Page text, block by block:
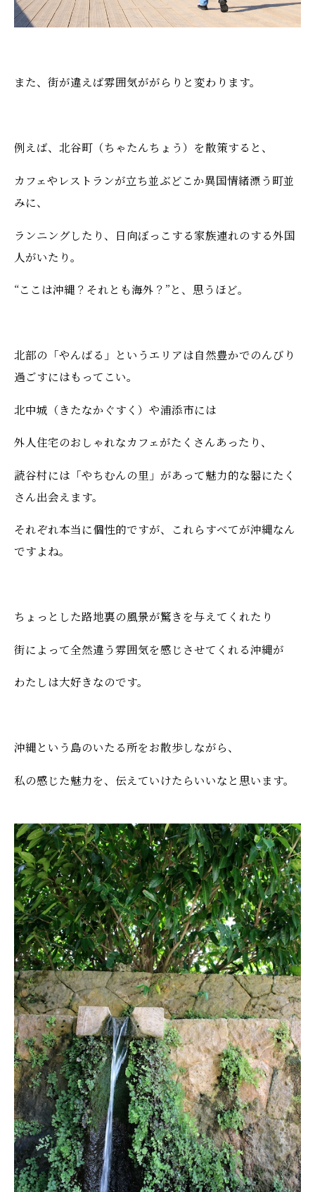
また、街が違えば雰囲気ががらりと変わります。
例えば、北谷町（ちゃたんちょう）を散策すると、
カフェやレストランが立ち並ぶどこか異国情緒漂う町並
みに、
ランニングしたり、日向ぼっこする家族連れのする外国
人がいたり。
“ここは沖縄？それとも海外？”と、思うほど。
北部の「やんばる」というエリアは自然豊かでのんびり
過ごすにはもってこい。
北中城（きたなかぐすく）や浦添市には
外人住宅のおしゃれなカフェがたくさんあったり、
読谷村には「やちむんの里」があって魅力的な器にたく
さん出会えます。
それぞれ本当に個性的ですが、これらすべてが沖縄なん
ですよね。
ちょっとした路地裏の風景が驚きを与えてくれたり
街によって全然違う雰囲気を感じさせてくれる沖縄が
わたしは大好きなのです。
沖縄という島のいたる所をお散歩しながら、
私の感じた魅力を、伝えていけたらいいなと思います。